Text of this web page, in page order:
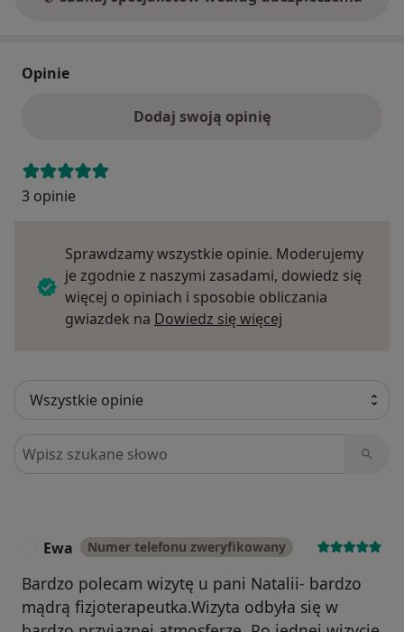
Opinie
Dodaj swoją opinię
3 opinie
Sprawdzamy wszystkie opinie. Moderujemy
je zgodnie z naszymi zasadami, dowiedz się
więcej o opiniach i sposobie obliczania
gwiazdek na Dowiedz się więcej
Szukaj w opiniach
Ewa Numer telefonu zweryfikowany
Bardzo polecam wizytę u pani Natalii- bardzo
mądrą fizjoterapeutka.Wizyta odbyła się w